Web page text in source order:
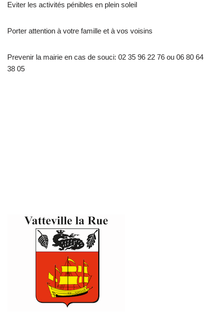
Eviter les activités pénibles en plein soleil
Porter attention à votre famille et à vos voisins
Prevenir la mairie en cas de souci: 02 35 96 22 76 ou 06 80 64
38 05